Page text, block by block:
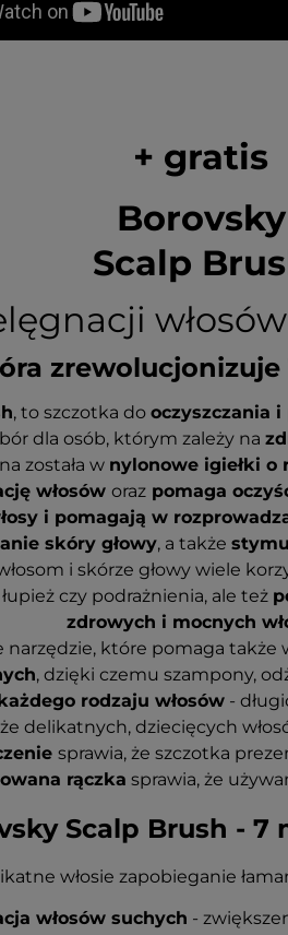
+ gratis
Borovsky
Scalp
, to szczotka do oczyszczania i
dla osób, którym zależy na
została w nylonowe igiełki o
włosów orazpomaga
i pomagają w
skóry głowy, a także
i skórze głowy wiele
czy podrażnienia, ale też
zdrowych i mocnych
narzędzie, które pomaga
, dzięki czemu szampony,
rodzaju włosów -
delikatnych, dziecięcych
sprawia, że szczotka
rączka sprawia, że
Scalp Brush -
włosie zapobieganie
włosów suchych -